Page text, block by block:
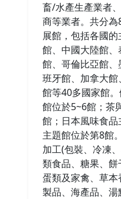
畜/水產生產業者
商等業者。共分
展館，包括各國
館、中國大陸館
館、哥倫比亞館
班牙館、加拿大
館等40多國家館
館位於5~6館；茶
館；日本風味食
主題館位於第8館
加工(包裝、冷凍
類食品、糖果、餅
蛋類及家禽、草
製品、海產品、